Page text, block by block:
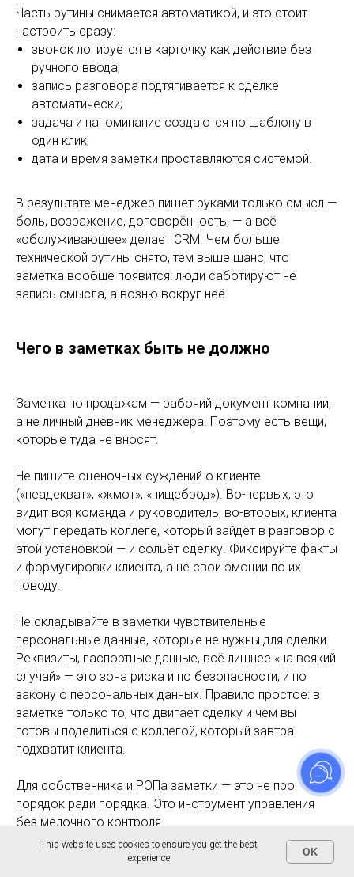
Часть рутины снимается автоматикой, и это стоит
настроить сразу:
звонок логируется в карточку как действие без
ручного ввода;
запись разговора подтягивается к сделке
автоматически;
задача и напоминание создаются по шаблону в
один клик;
дата и время заметки проставляются системой.
В результате менеджер пишет руками только смысл —
боль, возражение, договорённость, — а всё
«обслуживающее» делает CRM. Чем больше
технической рутины снято, тем выше шанс, что
заметка вообще появится: люди саботируют не
запись смысла, а возню вокруг неё.
Чего в заметках быть не должно
Заметка по продажам — рабочий документ компании,
а не личный дневник менеджера. Поэтому есть вещи,
которые туда не вносят.
Не пишите оценочных суждений о клиенте
(«неадекват», «жмот», «нищеброд»). Во-первых, это
видит вся команда и руководитель, во-вторых, клиента
могут передать коллеге, который зайдёт в разговор с
этой установкой — и сольёт сделку. Фиксируйте факты
и формулировки клиента, а не свои эмоции по их
поводу.
Не складывайте в заметки чувствительные
персональные данные, которые не нужны для сделки.
Реквизиты, паспортные данные, всё лишнее «на всякий
случай» — это зона риска и по безопасности, и по
закону о персональных данных. Правило простое: в
заметке только то, что двигает сделку и чем вы
готовы поделиться с коллегой, который завтра
подхватит клиента.
Для собственника и РОПа заметки — это не про
порядок ради порядка. Это инструмент управления
без мелочного контроля.
Прогноз, которому можно верить
This website uses cookies to ensure you get the best
experience
OK